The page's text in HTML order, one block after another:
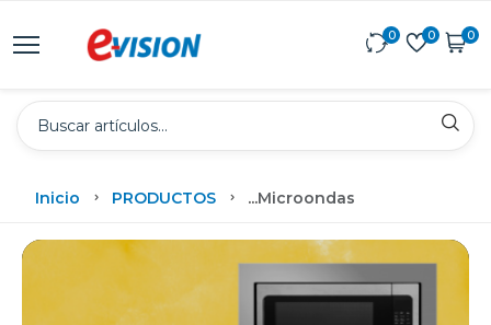
0 0 0
Inicio PRODUCTOS ...Microondas